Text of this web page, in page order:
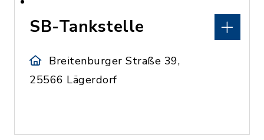
SB-Tankstelle
Breitenburger Straße 39,
25566 Lägerdorf